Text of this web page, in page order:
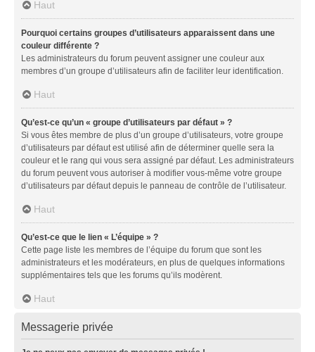
Haut
Pourquoi certains groupes d’utilisateurs apparaissent dans une
couleur différente ?
Les administrateurs du forum peuvent assigner une couleur aux
membres d’un groupe d’utilisateurs afin de faciliter leur identification.
Haut
Qu’est-ce qu’un « groupe d’utilisateurs par défaut » ?
Si vous êtes membre de plus d’un groupe d’utilisateurs, votre groupe
d’utilisateurs par défaut est utilisé afin de déterminer quelle sera la
couleur et le rang qui vous sera assigné par défaut. Les administrateurs
du forum peuvent vous autoriser à modifier vous-même votre groupe
d’utilisateurs par défaut depuis le panneau de contrôle de l’utilisateur.
Haut
Qu’est-ce que le lien « L’équipe » ?
Cette page liste les membres de l’équipe du forum que sont les
administrateurs et les modérateurs, en plus de quelques informations
supplémentaires tels que les forums qu’ils modèrent.
Haut
Messagerie privée